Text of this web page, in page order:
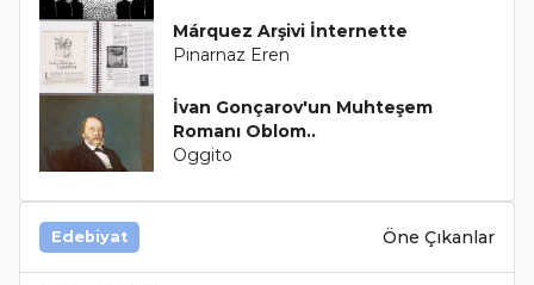
Márquez Arşivi İnternette
Pınarnaz Eren
İvan Gonçarov'un Muhteşem
Romanı Oblom..
Oggito
Edebiyat Öne Çıkanlar